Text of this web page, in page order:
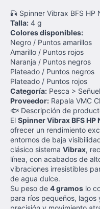
🎣 Spinner Vibrax BFS HP
Talla: 4 g
Colores disponibles:
Negro / Puntos amarillos
Amarillo / Puntos rojos
Naranja / Puntos negros
Plateado / Puntos negros
Plateado / Puntos rojos
Categoría: Pesca >
Proveedor: Rapala VMC
🐟 Descripción de
El Spinner Vibrax BFS HP
ofrecer un rendimiento
entornos de baja
clásico sistema Vibrax,
línea, con acabados de
vibraciones irresistibles
de agua dulce.
Su peso de 4 gramos lo
para ríos pequeños,